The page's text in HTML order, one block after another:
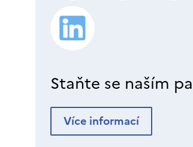
Staňte se naším
Více informací